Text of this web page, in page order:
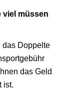
viel müssen
das Doppelte
das Geld
ist.